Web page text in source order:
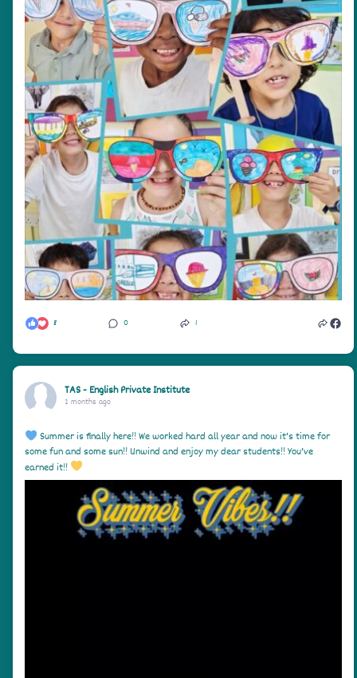
8 0 1
TAS - English Private Institute
2 months ago
Summer is finally here!! We worked hard all year and now it’s time for
some fun and some sun!! Unwind and enjoy my dear students!! You’ve
earned it!!